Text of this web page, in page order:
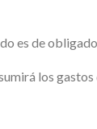
es de
los